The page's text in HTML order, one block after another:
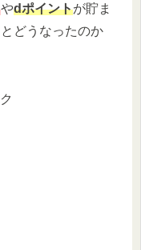
やdポイントが貯ま
どうなったのか